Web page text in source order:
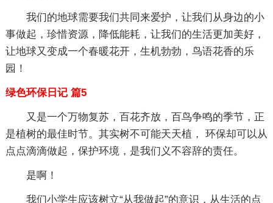
我们的地球需要我们共同来爱护，让我们从身边的小
事做起，珍惜资源，降低能耗，让我们的生活更加美好，
让地球又变成一个春暖花开，生机勃勃，鸟语花香的乐
园！
绿色环保日记 篇5
又是一个万物复苏，百花齐放，百鸟争鸣的季节，正
是植树的最佳时节。其实树不可能天天植， 环保却可以从
点点滴滴做起，保护环境，是我们义不容辞的责任。
是啊！
我们小学生应该树立“从我做起”的意识，从生活的点